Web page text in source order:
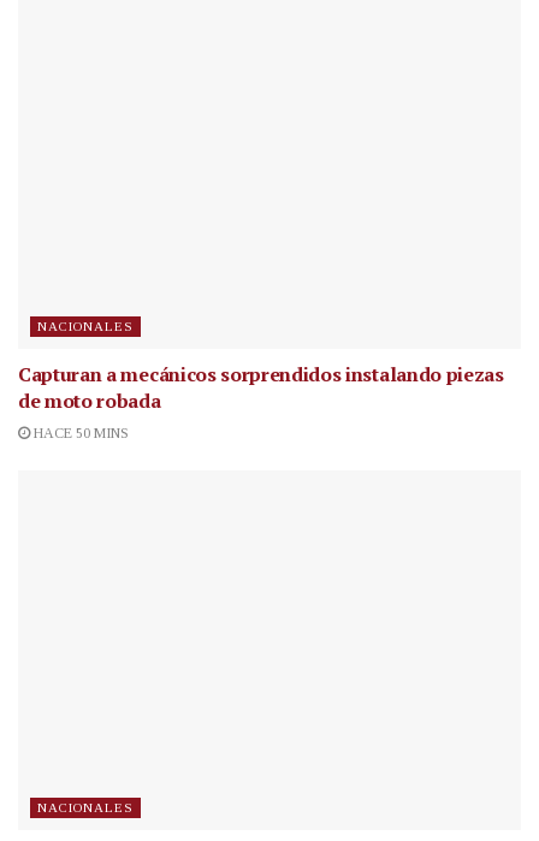
NACIONALES
Capturan a mecánicos sorprendidos instalando piezas
de moto robada
HACE 50 MINS
NACIONALES